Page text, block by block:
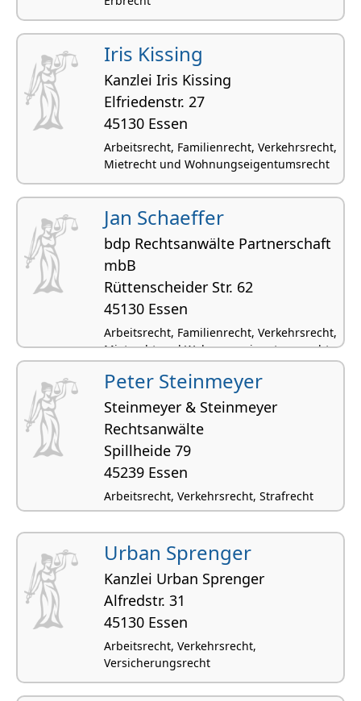
Iris Kissing
Kanzlei Iris Kissing
Elfriedenstr. 27
45130 Essen
Arbeitsrecht, Familienrecht, Verkehrsrecht,
Mietrecht und Wohnungseigentumsrecht
Jan Schaeffer
bdp Rechtsanwälte Partnerschaft
mbB
Rütten­scheider Str. 62
45130 Essen
Arbeitsrecht, Familienrecht, Verkehrsrecht,
Mietrecht und Wohnungseigentumsrecht,
Allgemeines Vertragsrecht
Peter Steinmeyer
Steinmeyer & Steinmeyer
Rechtsanwälte
Spillheide 79
45239 Essen
Arbeitsrecht, Verkehrsrecht, Strafrecht
Urban Sprenger
Kanzlei Urban Sprenger
Alfredstr. 31
45130 Essen
Arbeitsrecht, Verkehrsrecht,
Versicherungsrecht